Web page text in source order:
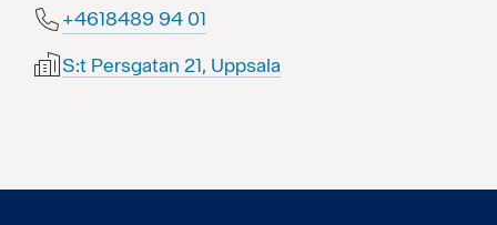
10 49 9848164+
S:t Persgatan 21, Uppsala